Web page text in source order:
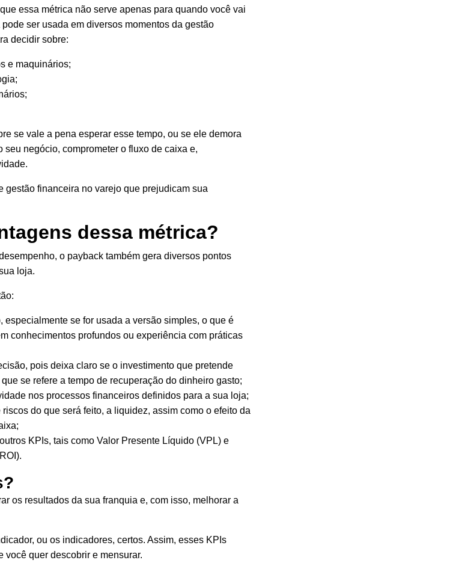
essa métrica não serve apenas para quando você vai
ser usada em diversos momentos dagestão
decidir sobre:
e maquinários;
se vale a pena esperar esse tempo, ou se ele demora
seu negócio, comprometer o fluxo de caixa e,
gestão financeira no varejo que prejudicam sua
dessa métrica?
o payback também gera diversos pontos
loja.
especialmente se for usada a versão simples, o que é
conhecimentos profundos ou experiência com práticas
pois deixa claro se o investimento que pretende
se refere a tempo de recuperação do dinheiro gasto;
nos processos financeiros definidos para a sua loja;
do que será feito, a liquidez, assim como o efeito da
KPIs, tais como Valor Presente Líquido (VPL) e
os resultados da sua franquia e, com isso, melhorar a
ou os indicadores, certos. Assim, esses KPIs
você quer descobrir e mensurar.